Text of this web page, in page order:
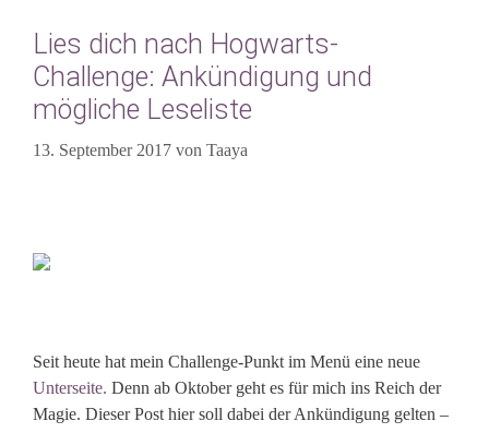
Lies dich nach Hogwarts-
Challenge: Ankündigung und
mögliche Leseliste
13. September 2017 von Taaya
Seit heute hat mein Challenge-Punkt im Menü eine neue
Unterseite. Denn ab Oktober geht es für mich ins Reich der
Magie. Dieser Post hier soll dabei der Ankündigung gelten –